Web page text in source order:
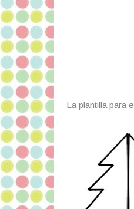
La plantilla para